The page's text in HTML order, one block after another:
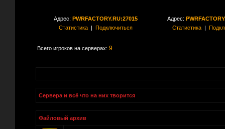
Адрес: PWRFACTORY.RU:27015
Статистика| Подключиться
Адрес:
Статистика|
Всего игроков на серверах: 9
Сервера и всё что на них творится
Файловый архив